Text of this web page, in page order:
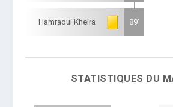
Hamraoui Kheira 89'
STATISTIQUES DU